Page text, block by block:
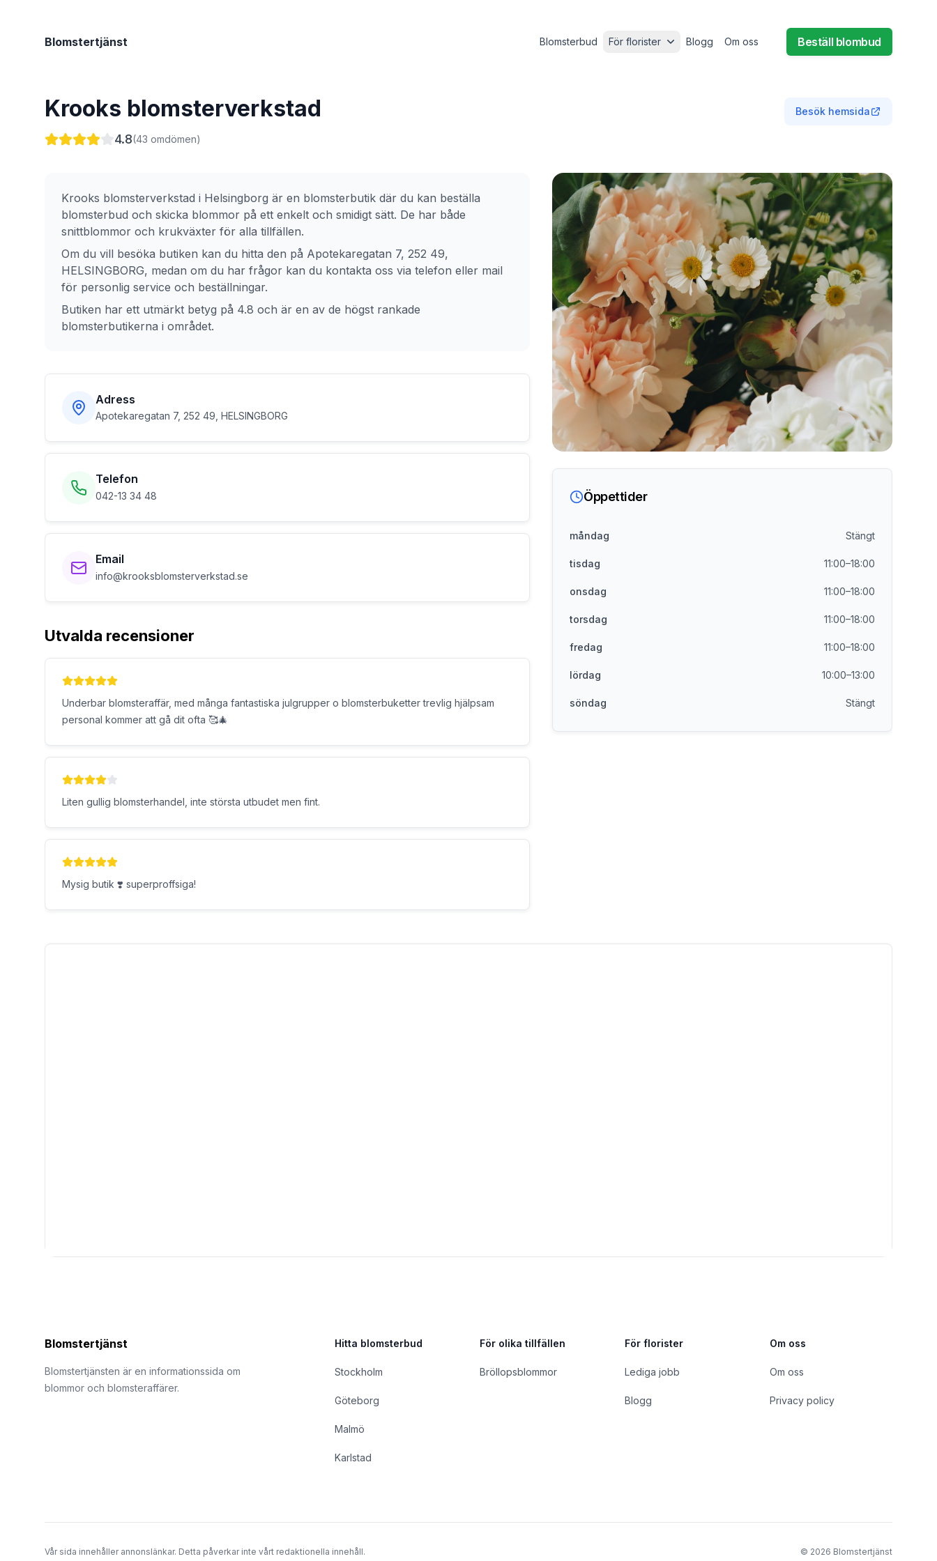
Blomstertjänst Blomsterbud För florister Blogg Om oss Beställ blombud
Krooks blomsterverkstad Besök hemsida
4.8(43 omdömen)
Krooks blomsterverkstad i Helsingborg är en blomsterbutik där du kan beställa
blomsterbud och skicka blommor på ett enkelt och smidigt sätt. De har både
snittblommor och krukväxter för alla tillfällen.
Om du vill besöka butiken kan du hitta den på Apotekaregatan 7, 252 49,
HELSINGBORG, medan om du har frågor kan du kontakta oss via telefon eller mail
för personlig service och beställningar.
Butiken har ett utmärkt betyg på 4.8 och är en av de högst rankade
blomsterbutikerna i området.
Adress
Apotekaregatan 7, 252 49, HELSINGBORG
Telefon
042-13 34 48
Email
info@krooksblomsterverkstad.se
Utvalda recensioner
Underbar blomsteraffär, med många fantastiska julgrupper o blomsterbuketter trevlig hjälpsam
personal kommer att gå dit ofta 🥰🎄
Liten gullig blomsterhandel, inte största utbudet men fint.
Mysig butik ❣️ superproffsiga!
Öppettider
måndag Stängt
tisdag 11:00–18:00
onsdag 11:00–18:00
torsdag 11:00–18:00
fredag 11:00–18:00
lördag 10:00–13:00
söndag Stängt
Blomstertjänst
Blomstertjänsten är en informationssida om
blommor och blomsteraffärer.
Hitta blomsterbud
Stockholm
Göteborg
Malmö
Karlstad
För olika tillfällen
Bröllopsblommor
För florister
Lediga jobb
Blogg
Om oss
Om oss
Privacy policy
© 2026 Blomstertjänst
Vår sida innehåller annonslänkar. Detta påverkar inte vårt redaktionella innehåll.